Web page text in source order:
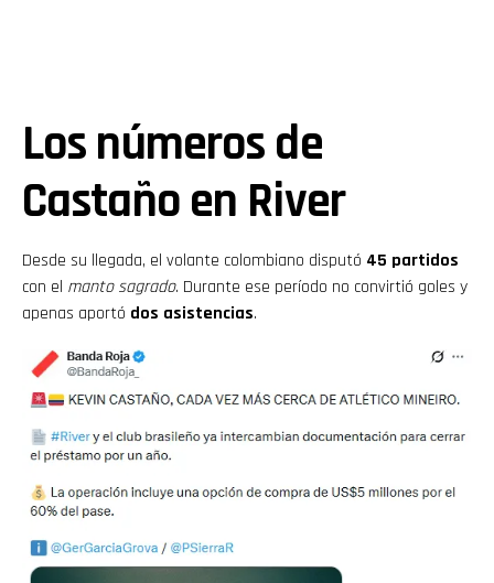
Los números de
Castaño en River
Desde su llegada, el volante colombiano disputó 45 partidos
con el manto sagrado. Durante ese período no convirtió goles y
apenas aportó dos asistencias.